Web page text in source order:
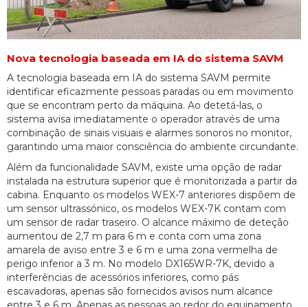
Nova tecnologia baseada em IA do sistema SAVM
A tecnologia baseada em IA do sistema SAVM permite
identificar eficazmente pessoas paradas ou em movimento
que se encontram perto da máquina. Ao detetá-las, o
sistema avisa imediatamente o operador através de uma
combinação de sinais visuais e alarmes sonoros no monitor,
garantindo uma maior consciência do ambiente circundante.
Além da funcionalidade SAVM, existe uma opção de radar
instalada na estrutura superior que é monitorizada a partir da
cabina. Enquanto os modelos WEX-7 anteriores dispõem de
um sensor ultrassónico, os modelos WEX-7K contam com
um sensor de radar traseiro. O alcance máximo de deteção
aumentou de 2,7 m para 6 m e conta com uma zona
amarela de aviso entre 3 e 6 m e uma zona vermelha de
perigo inferior a 3 m. No modelo DX165WR-7K, devido a
interferências de acessórios inferiores, como pás
escavadoras, apenas são fornecidos avisos num alcance